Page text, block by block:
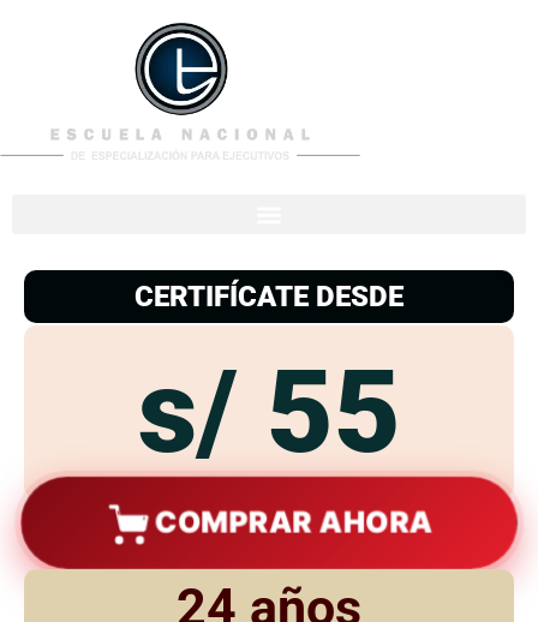
CERTIFÍCATE DESDE
s/ 55
COMPRAR AHORA
24 años